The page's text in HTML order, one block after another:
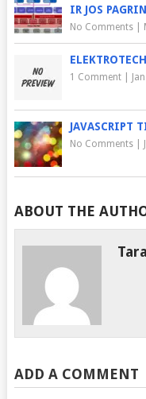
IR JOS
No Comments|
1 Comment|
No Comments|
ABOUT THE
ADD A COMMENT